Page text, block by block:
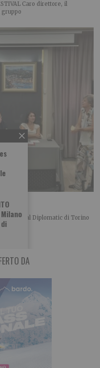
Caro direttore, il
gruppo
al Diplomatic di Torino
DA